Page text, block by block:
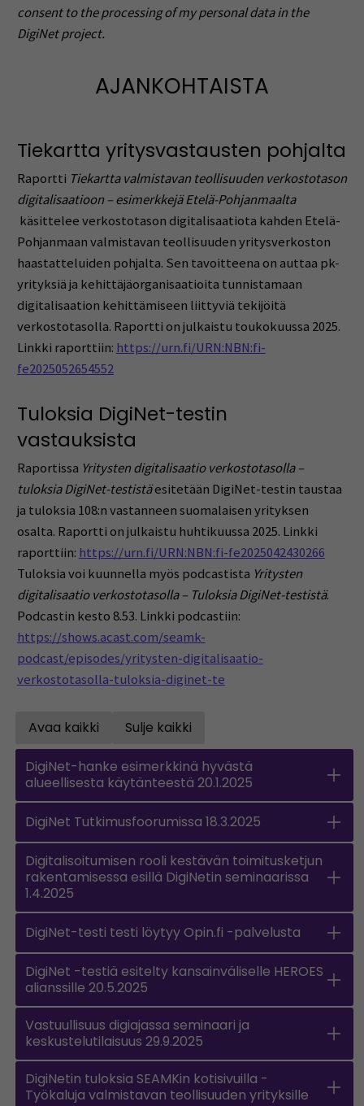
consent to the processing of my personal data in the
DigiNet project.
AJANKOHTAISTA
Tiekartta yritysvastausten pohjalta
Raportti Tiekartta valmistavan teollisuuden verkostotason
digitalisaatioon – esimerkkejä Etelä-Pohjanmaalta
käsittelee verkostotason digitalisaatiota kahden Etelä-
Pohjanmaan valmistavan teollisuuden yritysverkoston
haastatteluiden pohjalta. Sen tavoitteena on auttaa pk-
yrityksiä ja kehittäjäorganisaatioita tunnistamaan
digitalisaation kehittämiseen liittyviä tekijöitä
verkostotasolla. Raportti on julkaistu toukokuussa 2025.
Linkki raporttiin: https://urn.fi/URN:NBN:fi-
fe2025052654552
Tuloksia DigiNet-testin
vastauksista
Raportissa Yritysten digitalisaatio verkostotasolla –
tuloksia DigiNet-testistäesitetään DigiNet-testin taustaa
ja tuloksia 108:n vastanneen suomalaisen yrityksen
osalta. Raportti on julkaistu huhtikuussa 2025. Linkki
raporttiin: https://urn.fi/URN:NBN:fi-fe2025042430266
Tuloksia voi kuunnella myös podcastista Yritysten
digitalisaatio verkostotasolla – Tuloksia DigiNet-testistä.
Podcastin kesto 8.53. Linkki podcastiin:
https://shows.acast.com/seamk-
podcast/episodes/yritysten-digitalisaatio-
verkostotasolla-tuloksia-diginet-te
Avaa kaikki
Open all accordions
Sulje kaikki
DigiNet-hanke esimerkkinä hyvästä
alueellisesta käytänteestä 20.1.2025
DigiNet Tutkimusfoorumissa 18.3.2025
Digitalisoitumisen rooli kestävän toimitusketjun
rakentamisessa esillä DigiNetin seminaarissa
1.4.2025
DigiNet-testi testi löytyy Opin.fi -palvelusta
DigiNet -testiä esitelty kansainväliselle HEROES
alianssille 20.5.2025
Vastuullisuus digiajassa seminaari ja
keskustelutilaisuus 29.9.2025
DigiNetin tuloksia SEAMKin kotisivuilla -
Työkaluja valmistavan teollisuuden yrityksille